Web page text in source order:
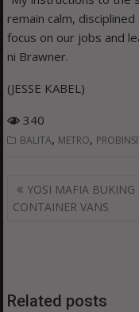
remain calm,
focus on our jobs and
ni Brawner.
(JESSE KABEL)
340
BALITA, METRO,
Post
navigation
YOSI MAFIA BUKING
CONTAINER VANS
Related posts